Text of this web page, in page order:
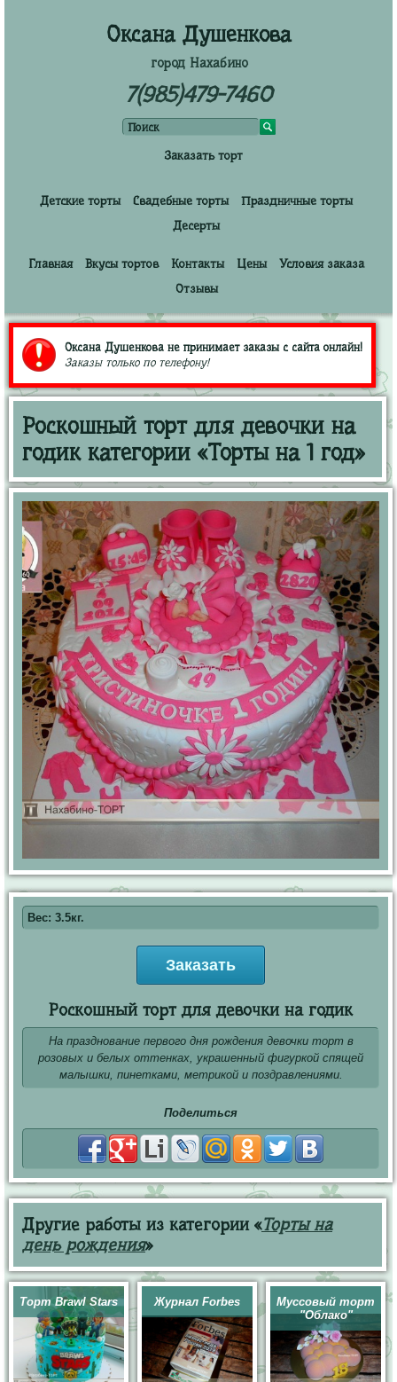
Оксана Душенкова
город Нахабино
7(985)479-7460
Заказать торт
Детские торты Свадебные торты
Праздничные торты
Десерты
Главная Вкусы тортов Контакты Цены
Условия заказа
Отзывы
Оксана Душенкова не принимает заказы с сайта онлайн!
Заказы только по телефону!
Роскошный торт для девочки на
годик категории «Торты на 1 год»
Вес: 3.5кг.
Заказать
Роскошный торт для девочки на годик
На празднование первого дня рождения девочки торт в
розовых и белых оттенках, украшенный фигуркой спящей
малышки, пинетками, метрикой и поздравлениями.
Поделиться
Другие работы из категории «Торты на
день рождения»
Торт Brawl Stars Журнал Forbes
Муссовый торт
"Облако"